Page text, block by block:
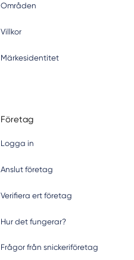
Områden
Villkor
Märkesidentitet
Företag
Logga in
Anslut företag
Verifiera ert företag
Hur det fungerar?
Frågor från snickeriföretag